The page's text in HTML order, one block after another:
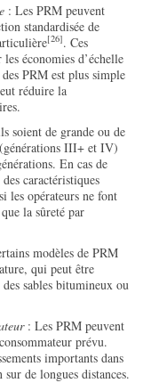
: Les PRM peuvent
standardisée de
[26]. Ces
économies d’échelle
PRM est plus simple
réduire la
soient de grande ou de
III+ et IV)
En cas de
caractéristiques
les opérateurs ne font
la sûreté par
modèles de PRM
qui peut être
sables bitumineux ou
: Les PRM peuvent
prévu.
importants dans
de longues distances.